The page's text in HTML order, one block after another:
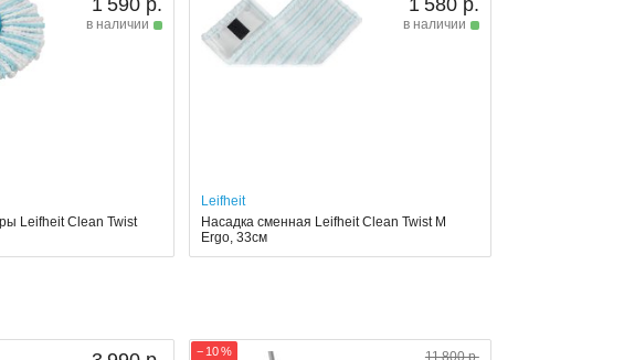
1 590 р.
в наличии
Leifheit Clean Twist
1 580 р.
в наличии
Leifheit
Насадка сменная Leifheit Clean Twist M
Ergo, 33см
− 10 %